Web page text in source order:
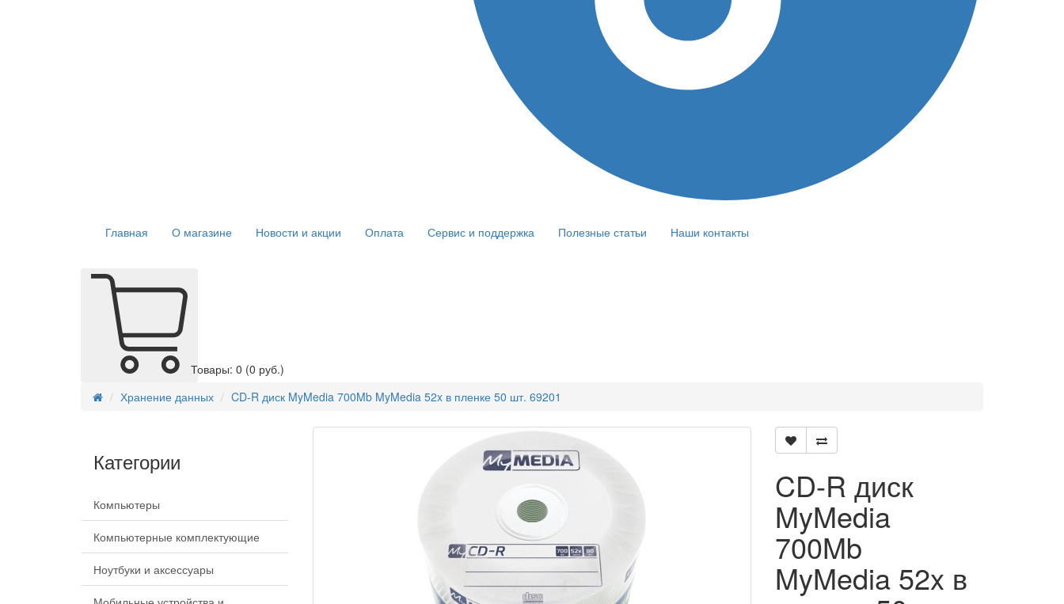
Главная О магазине Новости и акции Оплата Сервис и поддержка Полезные статьи Наши контакты
Товары: 0 (0 руб.)
Хранение данных
CD-R диск MyMedia 700Mb MyMedia 52x в пленке 50 шт. 69201
Категории
Компьютеры
Компьютерные комплектующие
Ноутбуки и аксессуары
CD-R диск
MyMedia
700Mb
MyMedia 52x в